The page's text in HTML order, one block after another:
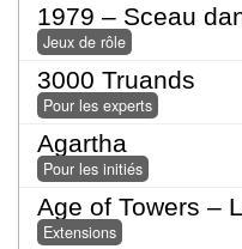
Pour
la
famille
Pour
les
initiés
1979 – Sceau
Jeux de rôle
3000 Truands
Pour les experts
Agartha
Pour les initiés
Age of Towers –
Extensions